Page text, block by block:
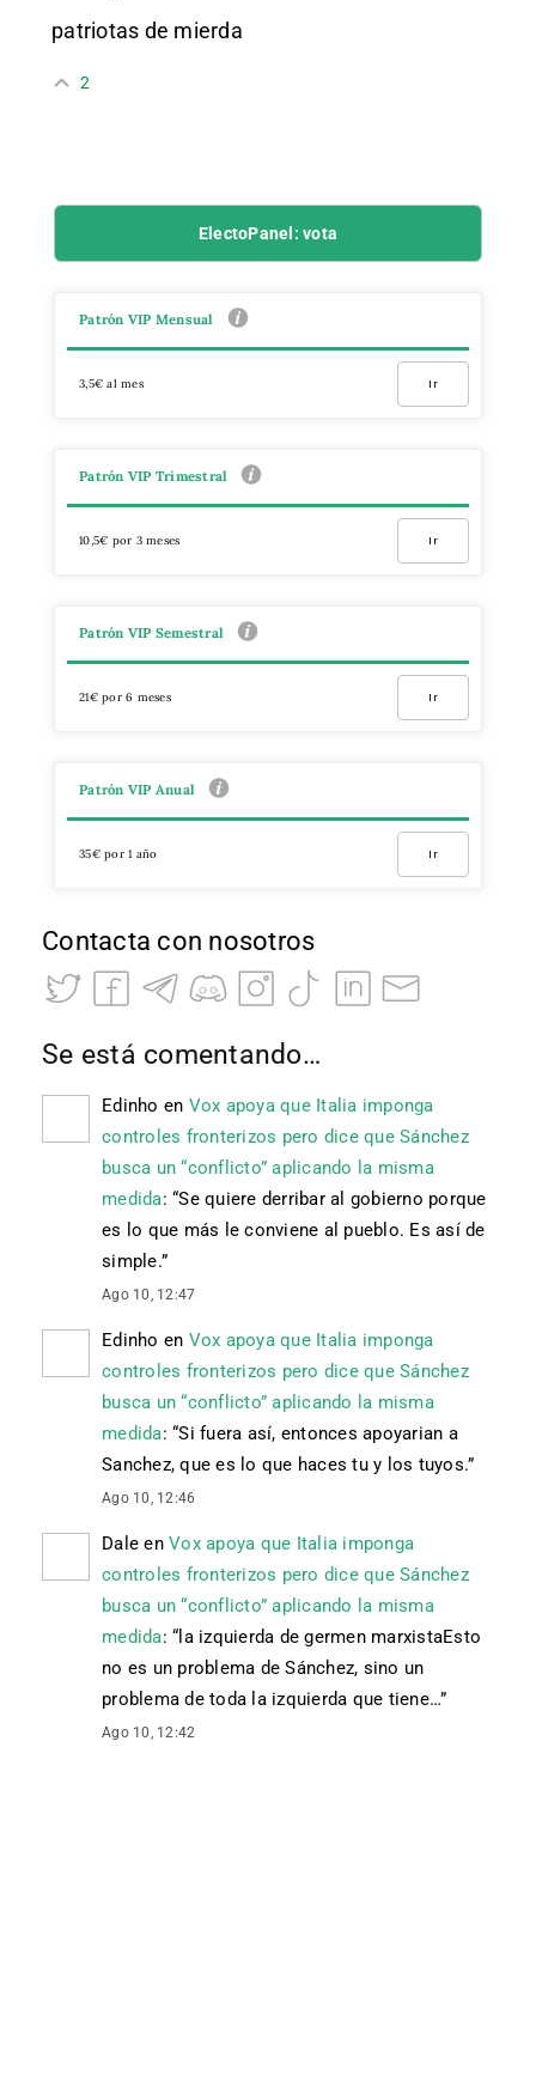
patriotas de mierda
2
ElectoPanel: vota
Patrón VIP Mensual
3,5€ al mes Ir
Patrón VIP Trimestral
10,5€ por 3 meses Ir
Patrón VIP Semestral
21€ por 6 meses Ir
Patrón VIP Anual
35€ por 1 año Ir
Contacta con nosotros
Se está comentando…
Edinho en Vox apoya que Italia imponga
controles fronterizos pero dice que Sánchez
busca un “conflicto” aplicando la misma
medida: “Se quiere derribar al gobierno porque
es lo que más le conviene al pueblo. Es así de
simple.”
Ago 10, 12:47
Edinho en Vox apoya que Italia imponga
controles fronterizos pero dice que Sánchez
busca un “conflicto” aplicando la misma
medida: “Si fuera así, entonces apoyarian a
Sanchez, que es lo que haces tu y los tuyos.”
Ago 10, 12:46
Dale en Vox apoya que Italia imponga
controles fronterizos pero dice que Sánchez
busca un “conflicto” aplicando la misma
medida: “ la izquierda de germen marxistaEsto
no es un problema de Sánchez, sino un
problema de toda la izquierda que tiene…”
Ago 10, 12:42